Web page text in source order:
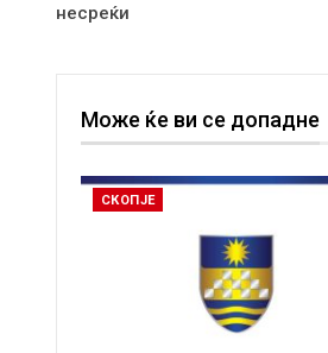
несреќи
Може ќе ви се допадне
СКОПЈЕ